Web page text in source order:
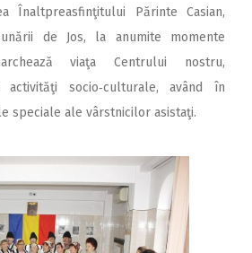
Înalt­­preasfinţitului Pă­­rinte Casian,
de Jos, la anumite momente
viaţa Centrului nostru,
activităţi socio‑culturale, având în
speciale ale vârstnicilor asistaţi.